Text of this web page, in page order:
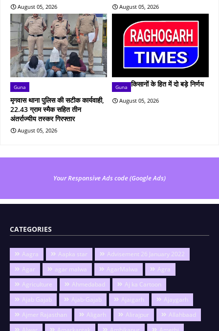
August 05, 2026 August 05, 2026
Guna
मृगवास थाना पुलिस की सटीक कार्यवाही,
22.43 ग्राम स्मैक सहित तीन
अंतर्राज्यीय तस्कर गिरफ्तार
August 05, 2026
Guna किसानों के हित में दो बड़े निर्णय
August 05, 2026
Your Responsive Ads code (Google Ads)
CATEGORIES
Aagra Aapka star
Advisement 26 January 2022
Agar
agar malwa AgarMalwa
Agra
Agriculture
Ahmedabad
Aj ka Cartoon
Ajab Gajab
Ajab-Gajab Ajaigarh
Ajaygarh
Ajmer Rajasthan
Aligarh Alirajpur
Allahbaad